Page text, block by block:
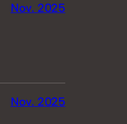
Nov. 2025
Nov. 2025